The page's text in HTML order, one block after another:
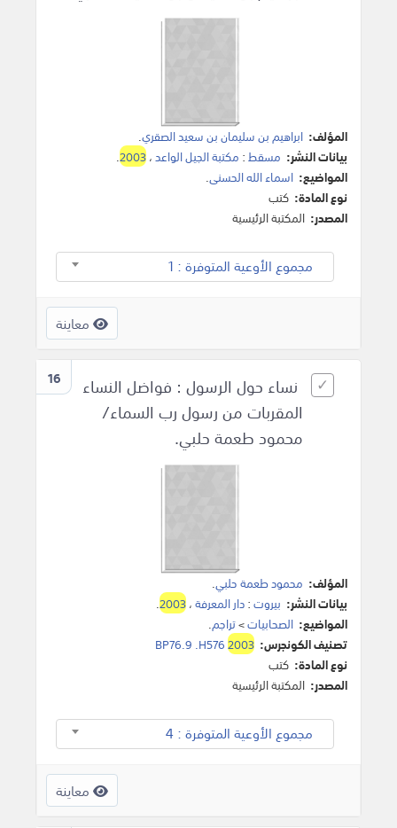
المؤلف: ابراهيم بن سليمان بن سعيد الصقري.
بيانات النشر: مسقط: مكتبة الجيل الواعد،2003
.
المواضيع: اسماء الله الحسنى.
نوع المادة: كتب
المصدر: المكتبة الرئيسية
مجموع الأوعية المتوفرة : 1
معاينة
16
نساء حول الرسول : فواضل النساء
المقربات من رسول رب السماء/
محمود طعمة حلبي.
المؤلف: محمود طعمة حلبي.
بيانات النشر: بيروت:دار المعرفة،2003
.
المواضيع: الصحابيات>تراجم.
تصنيف الكونجرس:
BP76.9 .H5762003
نوع المادة: كتب
المصدر: المكتبة الرئيسية
مجموع الأوعية المتوفرة : 4
معاينة